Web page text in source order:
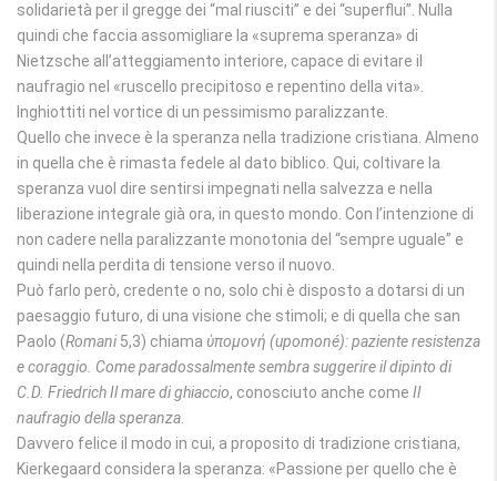
solidarietà per il gregge dei “mal riusciti” e dei “superflui”. Nulla
quindi che faccia assomigliare la «suprema speranza» di
Nietzsche all’atteggiamento interiore, capace di evitare il
naufragio nel «ruscello precipitoso e repentino della vita».
Inghiottiti nel vortice di un pessimismo paralizzante.
Quello che invece è la speranza nella tradizione cristiana. Almeno
in quella che è rimasta fedele al dato biblico. Qui, coltivare la
speranza vuol dire sentirsi impegnati nella salvezza e nella
liberazione integrale già ora, in questo mondo. Con l’intenzione di
non cadere nella paralizzante monotonia del “sempre uguale” e
quindi nella perdita di tensione verso il nuovo.
Può farlo però, credente o no, solo chi è disposto a dotarsi di un
paesaggio futuro, di una visione che stimoli; e di quella che san
Paolo (Romani 5,3) chiama ὑπομονή (upomoné): paziente resistenza
e coraggio. Come paradossalmente sembra suggerire il dipinto di
C.D. FriedrichIl mare di ghiaccio, conosciuto anche come Il
naufragio della speranza
Davvero felice il modo in cui, a proposito di tradizione cristiana,
Kierkegaard considera la speranza: «Passione per quello che è